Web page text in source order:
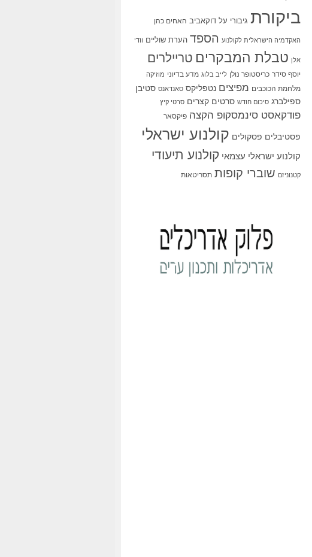
ביקורת גיבורי על דוקאביב האחים כהן
האקדמיה הישראלית לקולנוע הספד הערת שוליים וודי
אלן טבלת המבקרים טריילרים
יוסף סידר כריסטופר נולן לייב בלוג מדע בדיוני מוזיקה
מלחמת הכוכבים מפיצים נטפליקס סאנדאנס סטיבן
ספילברג סיכום חודש סרטים קצרים סרטי קיץ
פודקאסט סינמסקופ הקצה פיקסאר
פסטיבלים פסקולים קולנוע ישראלי
קולנוע ישראלי עצמאי קולנוע תיעודי
קטנוניזם שוברי קופות תסריטאות